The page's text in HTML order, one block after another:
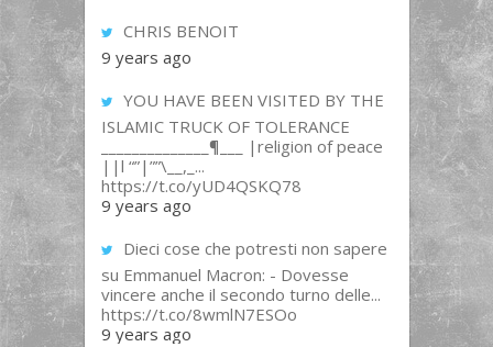
CHRIS BENOIT
9 years ago
YOU HAVE BEEN VISITED BY THE
ISLAMIC TRUCK OF TOLERANCE
______________¶___ |religion of peace
||l “”|””\__,_...
https://t.co/yUD4QSKQ78
9 years ago
Dieci cose che potresti non sapere
su Emmanuel Macron: - Dovesse
vincere anche il secondo turno delle...
https://t.co/8wmlN7ESOo
9 years ago